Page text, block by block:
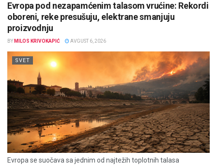
Evropa pod nezapamćenim talasom vrućine: Rekordi
oboreni, reke presušuju, elektrane smanjuju
proizvodnju
BY MILOS KRIVOKAPIĆ AVGUST 6, 2026
SVET
Evropa se suočava sa jednim od najtežih toplotnih talasa